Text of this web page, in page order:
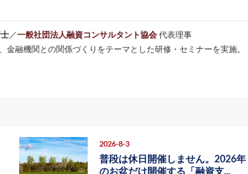
／一般社団法人融資コンサルタント協会 代表理事
融機関との関係づくりをテーマとした研修・セミナーを実施。
2026-8-3
普段は休日開催しません。2026年
のお盆だけ開催する「融資支...